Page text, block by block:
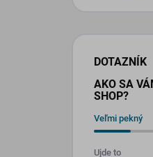
DOTAZNÍK
AKO SA
SHOP?
Veľmi pekný
Ujde to